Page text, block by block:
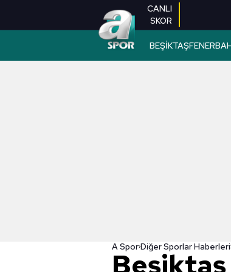
CANLI
SKOR
BEŞİKTAŞ
A SporDiğer Sporlar Haberleri